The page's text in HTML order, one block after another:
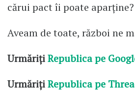
cărui pact îi poate aparține?
Aveam de toate, război ne
UrmărițiRepublica pe
UrmărițiRepublica pe